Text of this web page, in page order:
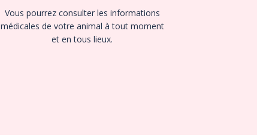
Vous pourrez consulter les informations
médicales de votre animal à tout moment
et en tous lieux.